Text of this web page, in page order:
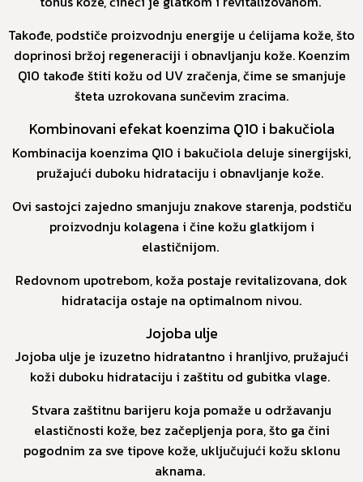
Takođe, podstiče proizvodnju energije u ćelijama kože, što
doprinosi bržoj regeneraciji i obnavljanju kože. Koenzim
Q10 takođe štiti kožu od UV zračenja, čime se smanjuje
šteta uzrokovana sunčevim zracima.
Kombinovani efekat koenzima Q10 i bakučiola
Kombinacija koenzima Q10 i bakučiola deluje sinergijski,
pružajući duboku hidrataciju i obnavljanje kože.
Ovi sastojci zajedno smanjuju znakove starenja, podstiču
proizvodnju kolagena i čine kožu glatkijom i
elastičnijom.
Redovnom upotrebom, koža postaje revitalizovana, dok
hidratacija ostaje na optimalnom nivou.
Jojoba ulje
Jojoba ulje je izuzetno hidratantno i hranljivo, pružajući
koži duboku hidrataciju i zaštitu od gubitka vlage.
Stvara zaštitnu barijeru koja pomaže u održavanju
elastičnosti kože, bez začepljenja pora, što ga čini
pogodnim za sve tipove kože, uključujući kožu sklonu
aknama.